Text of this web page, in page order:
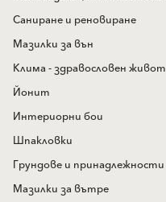
Саниране и реновиране
Мазилки за вън
Клима - здравословен живот
Йонит
Интериорни бои
Шпакловки
Грундове и принадлежности
Мазилки за вътре